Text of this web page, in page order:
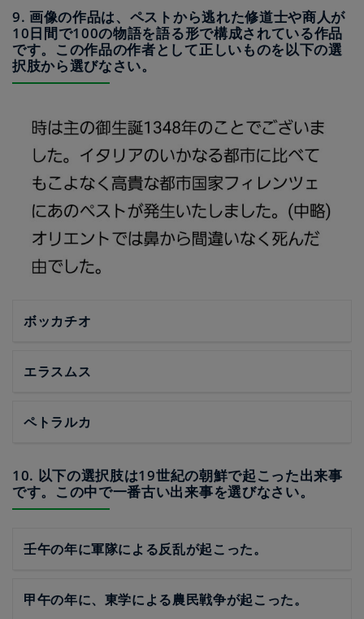
9. 画像の作品は、ペストから逃れた修道士や商人が
10日間で100の物語を語る形で構成されている作品
です。この作品の作者として正しいものを以下の選
択肢から選びなさい。
ボッカチオ
エラスムス
ペトラルカ
10. 以下の選択肢は19世紀の朝鮮で起こった出来事
です。この中で一番古い出来事を選びなさい。
壬午の年に軍隊による反乱が起こった。
甲午の年に、東学による農民戦争が起こった。